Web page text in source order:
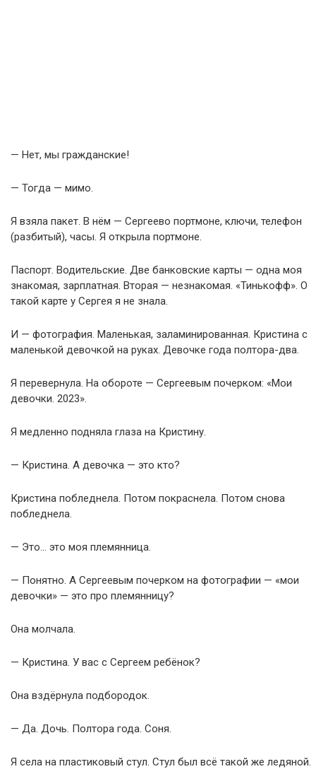
— Нет, мы гражданские!
— Тогда — мимо.
Я взяла пакет. В нём — Сергеево портмоне, ключи, телефон
(разбитый), часы. Я открыла портмоне.
Паспорт. Водительские. Две банковские карты — одна моя
знакомая, зарплатная. Вторая — незнакомая. «Тинькофф». О
такой карте у Сергея я не знала.
И — фотография. Маленькая, заламинированная. Кристина с
маленькой девочкой на руках. Девочке года полтора-два.
Я перевернула. На обороте — Сергеевым почерком: «Мои
девочки. 2023».
Я медленно подняла глаза на Кристину.
— Кристина. А девочка — это кто?
Кристина побледнела. Потом покраснела. Потом снова
побледнела.
— Это… это моя племянница.
— Понятно. А Сергеевым почерком на фотографии — «мои
девочки» — это про племянницу?
Она молчала.
— Кристина. У вас с Сергеем ребёнок?
Она вздёрнула подбородок.
— Да. Дочь. Полтора года. Соня.
Я села на пластиковый стул. Стул был всё такой же ледяной.